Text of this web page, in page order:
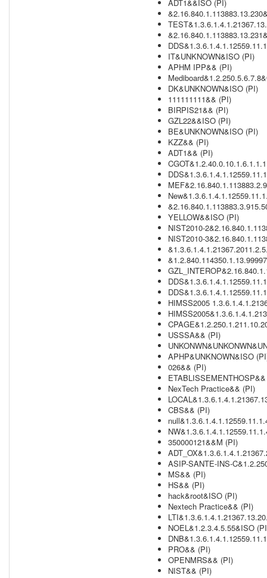
ADT1&&ISO (PI)
IT&UNKNOWN&ISO (PI)
APHM IPP&& (PI)
DK&UNKNOWN&ISO (PI)
111111111&& (PI)
BIRPIS21&& (PI)
GZL22&&ISO (PI)
BE&UNKNOWN&ISO (PI)
KZZ&& (PI)
ADT1&& (PI)
YELLOW&&ISO (PI)
NIST2010-
NIST2010-
HIMSS2005
USSSA&& (PI)
APHP&UNKNOWN&ISO
026&& (PI)
NexTech Practice&& (PI)
CBS&& (PI)
350000121&&M (PI)
ASIP-SANTE-INS-
MS&& (PI)
HS&& (PI)
hack&root&ISO (PI)
Nextech Practice&& (PI)
NOEL&1.2.3.4.5.55&ISO
PRO&& (PI)
OPENMRS&& (PI)
NIST&& (PI)